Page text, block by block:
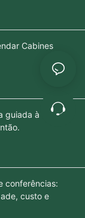
Cabines
guiada à fábrica
conferências:
custo e